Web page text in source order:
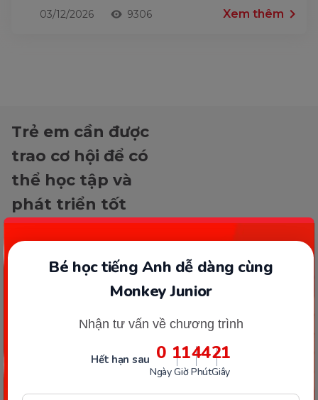
Bé học tiếng Anh dễ dàng cùng
Monkey Junior
Nhận tư vấn về chương trình
Hết hạn sau 0
Ngày
11
Giờ
44
Phút
21
Giây
03/12/2026 9306 Xem thêm
Trẻ em cần được
trao cơ hội để có
thể học tập và
phát triển tốt
hơn. Giúp con
khai phá tiềm
năng tư duy và
ngôn ngữ ngay
hôm nay.
được Monkey tư vấn lộ